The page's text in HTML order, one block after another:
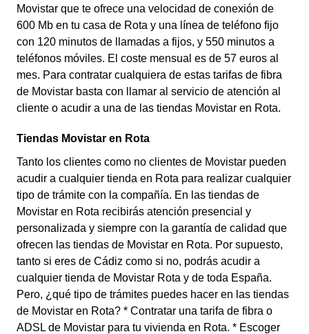
Movistar que te ofrece una velocidad de conexión de
600 Mb en tu casa de Rota y una línea de teléfono fijo
con 120 minutos de llamadas a fijos, y 550 minutos a
teléfonos móviles. El coste mensual es de 57 euros al
mes. Para contratar cualquiera de estas tarifas de fibra
de Movistar basta con llamar al servicio de atención al
cliente o acudir a una de las tiendas Movistar en Rota.
Tiendas Movistar en Rota
Tanto los clientes como no clientes de Movistar pueden
acudir a cualquier tienda en Rota para realizar cualquier
tipo de trámite con la compañía. En las tiendas de
Movistar en Rota recibirás atención presencial y
personalizada y siempre con la garantía de calidad que
ofrecen las tiendas de Movistar en Rota. Por supuesto,
tanto si eres de Cádiz como si no, podrás acudir a
cualquier tienda de Movistar Rota y de toda España.
Pero, ¿qué tipo de trámites puedes hacer en las tiendas
de Movistar en Rota? * Contratar una tarifa de fibra o
ADSL de Movistar para tu vivienda en Rota. * Escoger